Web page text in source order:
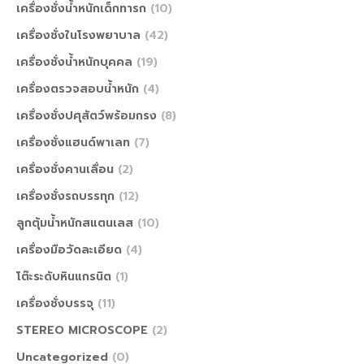
เครื่องชั่งน้ำหนักเด็กทารก (10)
เครื่องชั่งในโรงพยาบาล (42)
เครื่องชั่งน้ำหนักบุคคล (19)
เครื่องตรวจสอบน้ำหนัก (4)
เครื่องชั่งปศุสัตว์พร้อมกรง (8)
เครื่องชั่งแฮนด์พาเลท (7)
เครื่องชั่งคานเลื่อน (2)
เครื่องชั่งรถบรรทุก (12)
ลูกตุ้มน้ำหนักสแตนเลส (10)
เครื่องมือวัดละเอียด (4)
โต๊ะระดับหินแกรนิต (1)
เครื่องชั่งบรรจุ (11)
STEREO MICROSCOPE (2)
Uncategorized (0)